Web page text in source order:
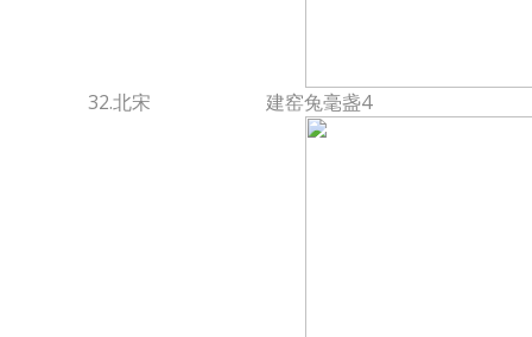
32.北宋 建窑兔毫盏4